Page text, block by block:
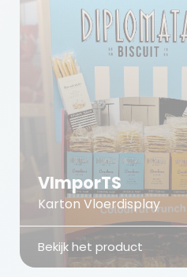
VImporTS
Karton Vloerdisplay
Bekijk het product